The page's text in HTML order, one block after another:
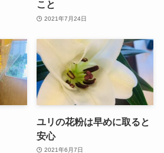
こと
2021年7月24日
ユリの花粉は早めに取ると
安心
2021年6月7日